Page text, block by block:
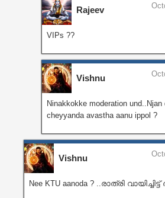
Rajeev
VIPs ??
Vishnu
Ninakkokke moderation
cheyyanda avastha aanu ippol ?
Vishnu
Nee KTU aanoda ? ..രാത്രി